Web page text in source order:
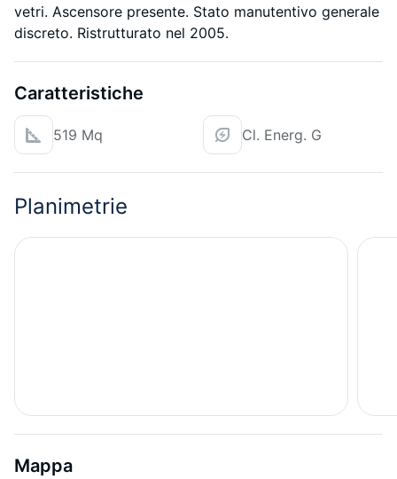
vetri. Ascensore presente. Stato manutentivo generale
discreto. Ristrutturato nel 2005.
Caratteristiche
519 Mq Cl. Energ. G
Planimetrie
Mappa